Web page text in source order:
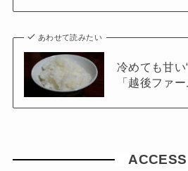
あわせて読みたい
冷めても甘
「越後ファ
ACCESS